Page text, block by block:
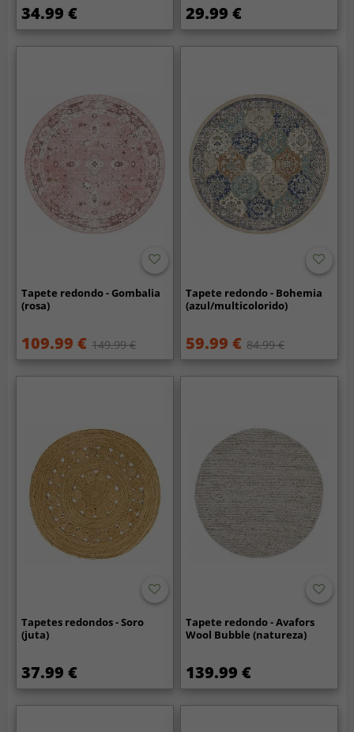
34.99 € 29.99 €
Tapete redondo - Gombalia
(rosa)
109.99 € 149.99 €
Tapete redondo - Bohemia
(azul/multicolorido)
59.99 € 84.99 €
Tapetes redondos - Soro
(juta)
37.99 €
Tapete redondo - Avafors
Wool Bubble (natureza)
139.99 €